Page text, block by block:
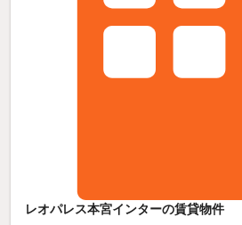
レオパレス本宮インターの賃貸物件